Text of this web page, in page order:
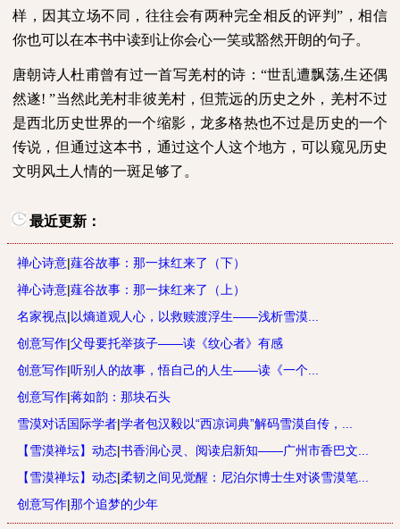
样，因其立场不同，往往会有两种完全相反的评判”，相信
你也可以在本书中读到让你会心一笑或豁然开朗的句子。
唐朝诗人杜甫曾有过一首写羌村的诗：“世乱遭飘荡,生还偶
然遂!”当然此羌村非彼羌村，但荒远的历史之外，羌村不过
是西北历史世界的一个缩影，龙多格热也不过是历史的一个
传说，但通过这本书，通过这个人这个地方，可以窥见历史
文明风土人情的一斑足够了。
最近更新：
禅心诗意|薤谷故事：那一抹红来了（下）
禅心诗意|薤谷故事：那一抹红来了（上）
名家视点|以熵道观人心，以救赎渡浮生——浅析雪漠...
创意写作|父母要托举孩子——读《纹心者》有感
创意写作|听别人的故事，悟自己的人生——读《一个...
创意写作|蒋如韵：那块石头
雪漠对话国际学者|学者包汉毅以“西凉词典”解码雪漠自传，...
【雪漠禅坛】动态|书香润心灵、阅读启新知——广州市香巴文...
【雪漠禅坛】动态|柔韧之间见觉醒：尼泊尔博士生对谈雪漠笔...
创意写作|那个追梦的少年